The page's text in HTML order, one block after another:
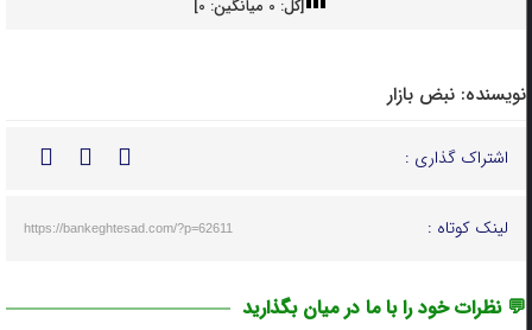
[کل: 0میانگین: 0
]
نویسنده: نبض بازار
اشتراک گذاری :
لینک کوتاه : https://bankeghtesad.com/?p=62611
💬 نظرات خود را با ما در میان بگذارید